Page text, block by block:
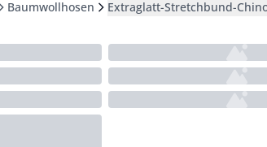
Baumwollhosen Extraglatt-Stretchbund-